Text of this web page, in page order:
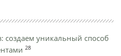
создаем уникальный способ
28